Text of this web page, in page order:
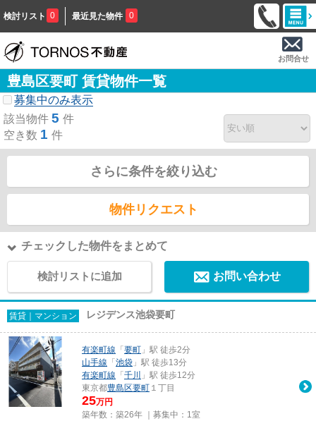
検討リスト 0 最近見た物件 0
お問合せ
豊島区要町 賃貸物件一覧
募集中のみ表示
該当物件 5 件
空き数 1 件
さらに条件を絞り込む
物件リクエスト
チェックした物件をまとめて
検討リストに追加 お問い合わせ
賃貸｜マンション レジデンス池袋要町
有楽町線 「 要町 」駅 徒歩2分
山手線 「 池袋 」駅 徒歩13分
有楽町線 「 千川
」駅 徒歩12分
東京都豊島区要町 １丁目
25万円
築年数：築26年 ｜募集中： 1室